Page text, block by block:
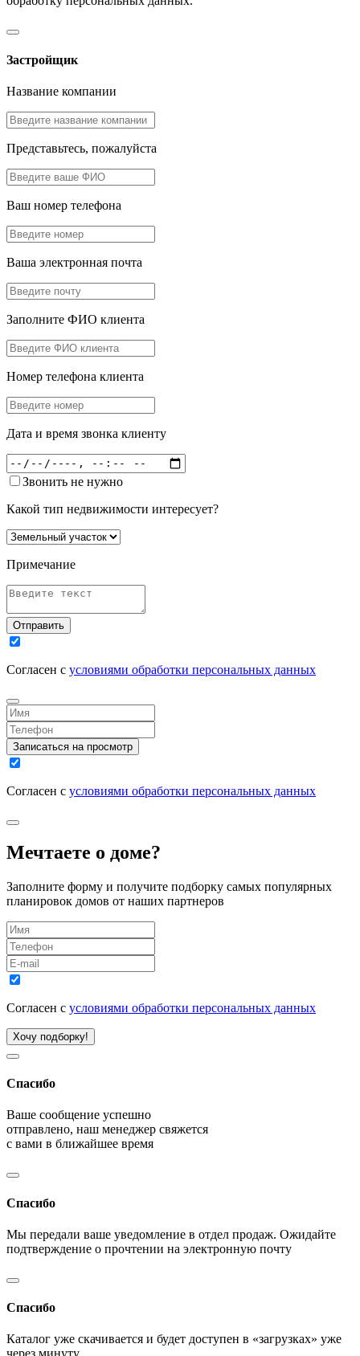
Застройщик
Название компании
Представьтесь, пожалуйста
Ваш номер телефона
Ваша электронная почта
Заполните ФИО клиента
Номер телефона клиента
Дата и время звонка клиенту
Звонить не нужно
Какой тип недвижимости интересует?
Примечание
Отправить
Согласен с условиями обработки персональных данных
Записаться на просмотр
Согласен с условиями обработки персональных данных
Мечтаете о доме?
Заполните форму и получите подборку самых популярных
планировок домов от наших партнеров
Согласен с условиями обработки персональных данных
Хочу подборку!
Спасибо
Ваше сообщение успешно
отправлено, наш менеджер свяжется
с вами в ближайшее время
Спасибо
Мы передали ваше уведомление в отдел продаж. Ожидайте
подтверждение о прочтении на электронную почту
Спасибо
Каталог уже скачивается и будет доступен в «загрузках» уже